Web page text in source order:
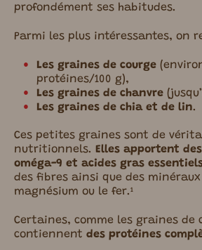
profondément ses habitudes.
Parmi les plus intéressantes, on
Les graines de courge
protéines/100 g),
Les graines de chanvre
Les graines de chia et de lin.
Ces petites graines sont de
nutritionnels. Elles apportent
oméga-9 et acides gras
des fibres ainsi que des
magnésium ou le fer.¹
Certaines, comme les graines de
contiennent des protéines